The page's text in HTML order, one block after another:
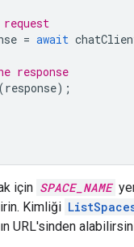
= await
response
(response);
için SPACE_NAME
Kimliği
URL'sinden